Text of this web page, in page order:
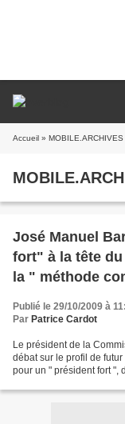
Accueil » MOBILE.ARCHIVES
José Manuel
fort" à la tête
la " méthode
Publié le 29/10/2009 à
Par Patrice Cardot
Le président de la
débat sur le profil de
pour un " président fort ",